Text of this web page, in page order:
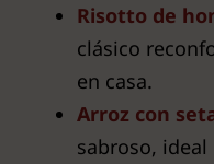
Risotto de
clásico
en casa.
Arroz con
sabroso,